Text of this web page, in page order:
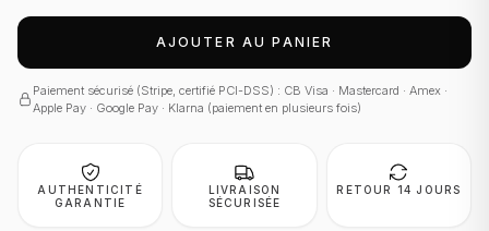
AJOUTER AU PANIER
Paiement sécurisé (Stripe, certifié PCI-DSS) : CB Visa · Mastercard · Amex ·
Apple Pay · Google Pay · Klarna (paiement en plusieurs fois)
AUTHENTICITÉ
GARANTIE
LIVRAISON
SÉCURISÉE
RETOUR 14 JOURS